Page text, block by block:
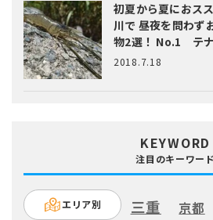
初夏から夏におス
川で 昼夜を問わず
物2選！ No.1 テ
2018.7.18
KEYWORD
注目のキーワード
エリア別 三重 京都